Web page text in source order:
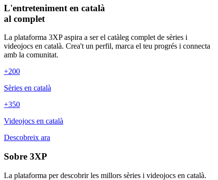
L'entreteniment en català
al complet
La plataforma 3XP aspira a ser el catàleg complet de sèries i
videojocs en català. Crea't un perfil, marca el teu progrés i connecta
amb la comunitat.
+200
Sèries en català
+350
Videojocs en català
Descobreix ara
Sobre 3XP
La plataforma per descobrir les millors sèries i videojocs en català.